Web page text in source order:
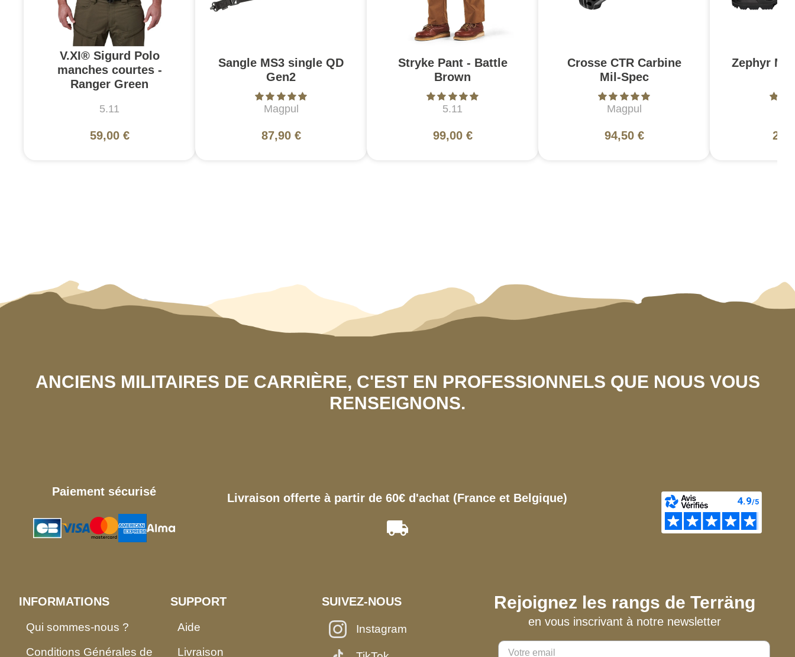
V.XI® Sigurd Polo
manches courtes -
Ranger Green
5.11
59,00 €
Sangle MS3 single QD
Gen2
Magpul
87,90 €
Stryke Pant - Battle
Brown
5.11
99,00 €
Crosse CTR Carbine
Mil-Spec
Magpul
94,50 €
Zephyr
ANCIENS MILITAIRES DE CARRIÈRE, C'EST EN PROFESSIONNELS QUE NOUS VOUS
RENSEIGNONS.
Paiement sécurisé Livraison offerte à partir de 60€ d'achat (France et Belgique)
INFORMATIONS
Qui sommes-nous ?
Conditions Générales de
SUPPORT
Aide
Livraison
SUIVEZ-NOUS
Instagram
Rejoignez les rangs de Terräng
en vous inscrivant à notre newsletter